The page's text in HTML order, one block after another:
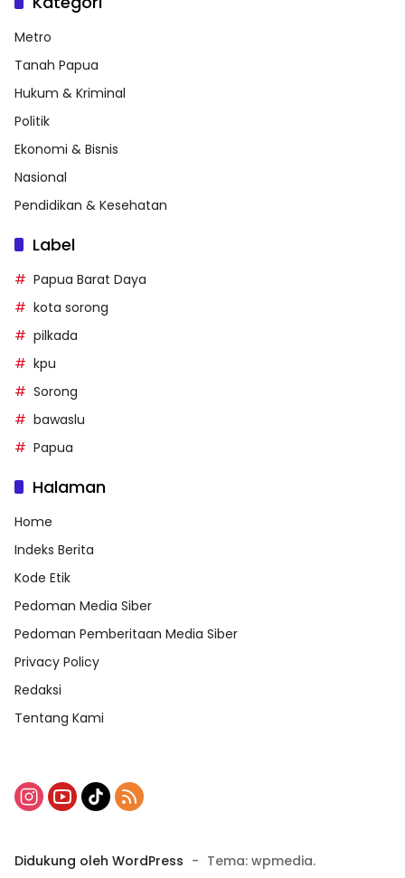
Metro
Tanah Papua
Hukum & Kriminal
Politik
Ekonomi & Bisnis
Nasional
Pendidikan & Kesehatan
Label
Papua Barat Daya
kota sorong
pilkada
kpu
Sorong
bawaslu
Papua
Halaman
Home
Indeks Berita
Kode Etik
Pedoman Media Siber
Pedoman Pemberitaan Media Siber
Privacy Policy
Redaksi
Tentang Kami
Didukung oleh WordPress - Tema: wpmedia.